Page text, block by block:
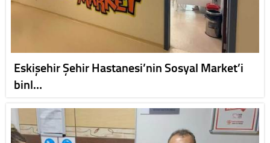
Eskişehir Şehir Hastanesi’nin Sosyal Market’i
binl…